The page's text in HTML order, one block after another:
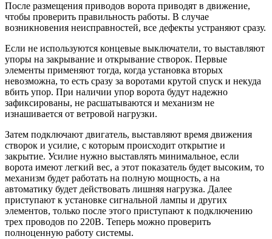
После размещения приводов ворота приводят в движение,
чтобы проверить правильность работы. В случае
возникновения неисправностей, все дефекты устраняют сразу.
Если не используются концевые выключатели, то выставляют
упоры на закрывание и открывание створок. Первые
элементы применяют тогда, когда установка вторых
невозможна, то есть сразу за воротами крутой спуск и некуда
вбить упор. При наличии упор ворота будут надежно
зафиксированы, не расшатываются и механизм не
изнашивается от ветровой нагрузки.
Затем подключают двигатель, выставляют время движения
створок и усилие, с которым происходит открытие и
закрытие. Усилие нужно выставлять минимальное, если
ворота имеют легкий вес, а этот показатель будет высоким, то
механизм будет работать на полную мощность, а на
автоматику будет действовать лишняя нагрузка. Далее
приступают к установке сигнальной лампы и других
элементов, только после этого приступают к подключению
трех проводов по 220В. Теперь можно проверить
полноценную работу системы.